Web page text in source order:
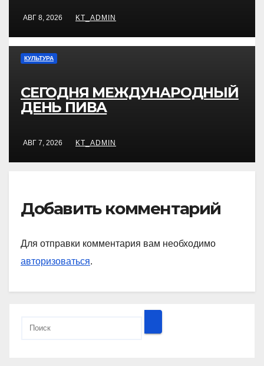
АВГ 8, 2026 KT_ADMIN
КУЛЬТУРА
СЕГОДНЯ МЕЖДУНАРОДНЫЙ
ДЕНЬ ПИВА
АВГ 7, 2026 KT_ADMIN
Добавить комментарий
Для отправки комментария вам необходимо
авторизоваться.